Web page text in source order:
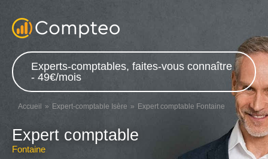
Experts-comptables, faites-vous connaître
- 49€/mois
Accueil Expert-comptable Isère Expert comptable Fontaine
Expert comptable
Fontaine